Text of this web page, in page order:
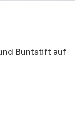
Buntstift auf